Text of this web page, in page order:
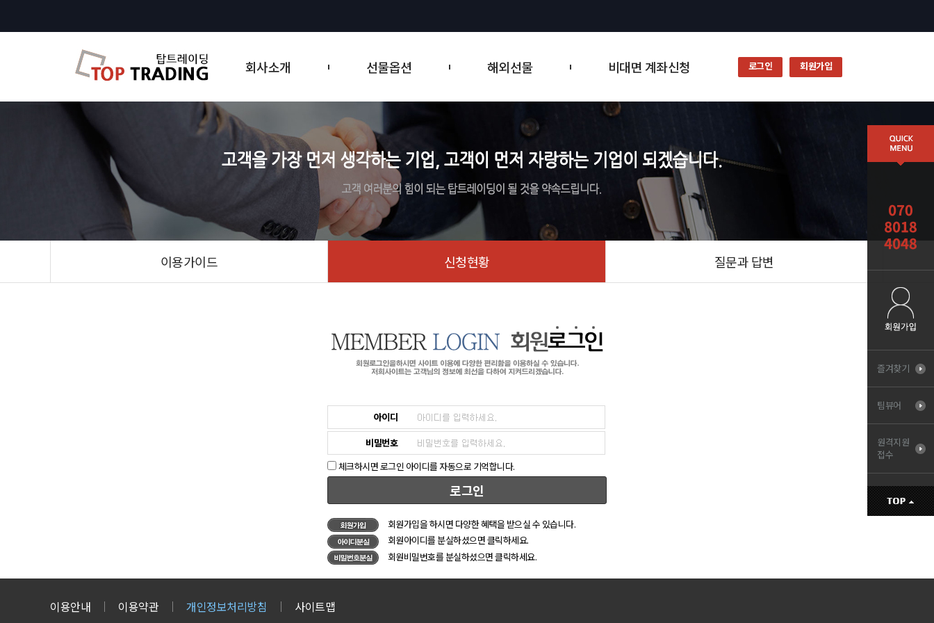
회사소개 선물옵션 해외선물 비대면 계좌신청 로그인 회원가입
즐겨찾기
팀뷰어
원격지원
접수
이용가이드 신청현황 질문과 답변
아이디
비밀번호
체크하시면 로그인 아이디를 자동으로 기억합니다.
로그인
회원가입을 하시면 다양한 혜택을 받으실 수 있습니다.
회원아이디를 분실하셨으면 클릭하세요.
회원비밀번호를 분실하셨으면 클릭하세요.
이용안내 이용약관 개인정보처리방침 사이트맵